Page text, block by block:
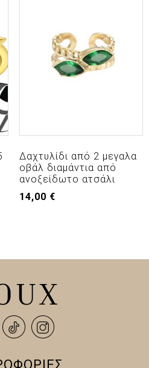
Δαχτυλίδι από 2 μεγαλα
οβάλ διαμάντια από
ανοξείδωτο ατσάλι
14,00 €